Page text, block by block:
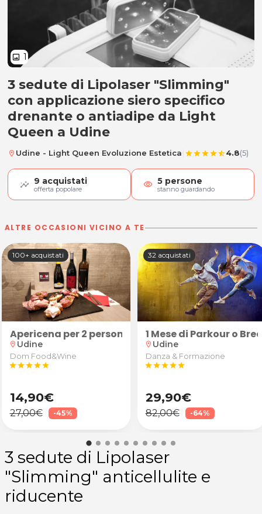
image 1
3 sedute di Lipolaser "Slimming"
3 sedute di Lipolaser "Slimming"
con applicazione siero specifico
drenante o antiadipe da Light
Queen a Udine
location_on Udine - Light Queen Evoluzione Estetica starstarstarstarstar_half4.8(5)
9 acquistati
offerta popolare visibility 5 persone
stanno guardando
ALTRE OCCASIONI VICINO A TE
persone
100+ acquistati
Apericena per 2 persone: "Robusto" (calice di
location_on Udine
Dom Food&Wine
starstarstarstarstar
14,90€
27,00€ -45%
32 acquistati
1 Mese di Parkour o
location_on Udine
Danza & Formazione
starstarstarstarstar
29,90€
82,00€ -64%
3 sedute di Lipolaser
"Slimming" anticellulite e
riducente